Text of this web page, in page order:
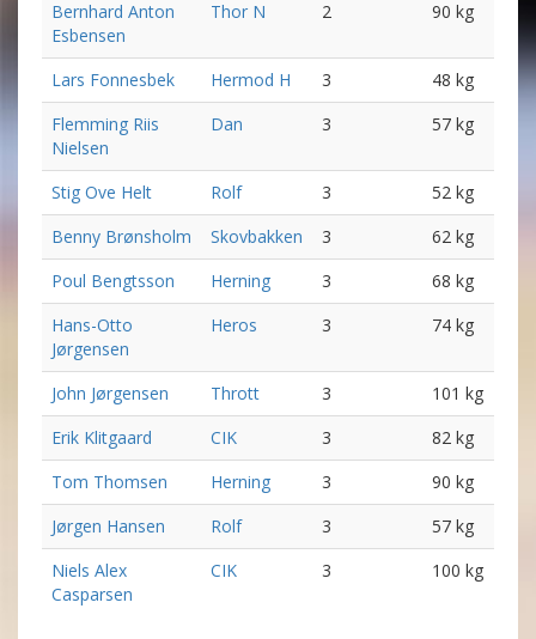
Bernhard Anton
Esbensen
Thor N 2 90 kg
Lars Fonnesbek Hermod H 3
48 kg
Flemming Riis
Nielsen
Dan 3 57 kg
Stig Ove Helt Rolf 3
52 kg
Benny Brønsholm
Skovbakken 3
62 kg
Poul Bengtsson
Herning 3
68 kg
Hans-Otto
Jørgensen
Heros 3 74 kg
John Jørgensen Thrott 3
101 kg
Erik Klitgaard
CIK 3
82 kg
Tom Thomsen
Herning 3
90 kg
Jørgen Hansen
Rolf 3
57 kg
Niels Alex
Casparsen
CIK 3 100 kg